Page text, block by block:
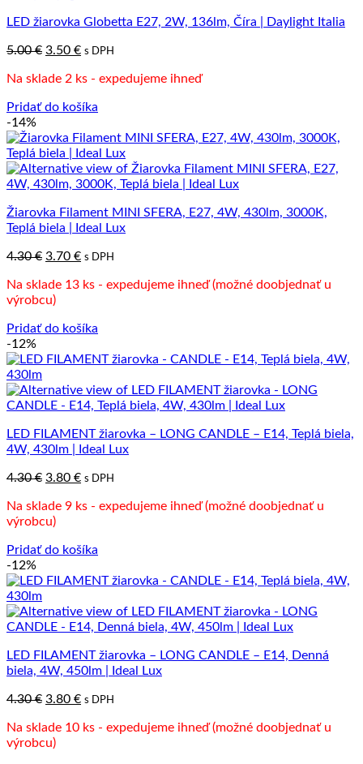
LED žiarovka Globetta E27, 2W, 136lm, Číra | Daylight Italia
5.00€ Pôvodná
bola:
3.50 €Aktuálna
je:
s DPH
Na sklade 2 ks - expedujeme ihneď
Pridať do košíka
-14%
Žiarovka Filament MINI SFERA, E27, 4W, 430lm, 3000K,
Teplá biela | Ideal Lux
4.30€ Pôvodná
bola:
4.30 €.
3.70 €Aktuálna
je:
s DPH
Na sklade 13 ks - expedujeme ihneď (možné doobjednať u
výrobcu)
Pridať do košíka
-12%
LED FILAMENT žiarovka – LONG CANDLE – E14, Teplá biela,
4W, 430lm | Ideal Lux
4.30€ Pôvodná
bola:
4.30 €.
3.80 €Aktuálna
je:
s DPH
Na sklade 9 ks - expedujeme ihneď (možné doobjednať u
výrobcu)
Pridať do košíka
-12%
LED FILAMENT žiarovka – LONG CANDLE – E14, Denná
biela, 4W, 450lm | Ideal Lux
4.30€ Pôvodná
bola:
4.30 €.
3.80 €Aktuálna
je:
s DPH
Na sklade 10 ks - expedujeme ihneď (možné doobjednať u
výrobcu)